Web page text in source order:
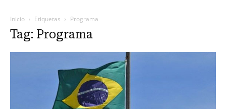
Inicio Etiquetas Programa
Tag: Programa